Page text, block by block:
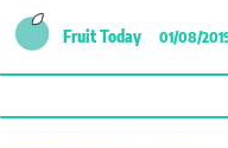
Fruit Today 01/08/